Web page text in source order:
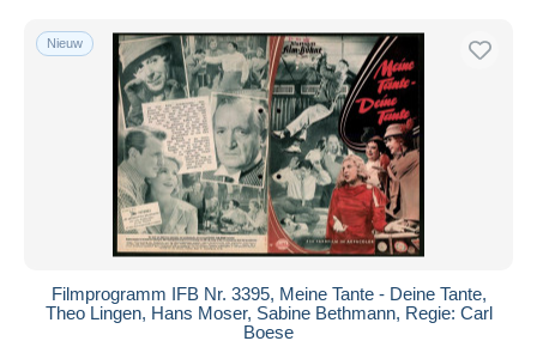
Nieuw
Filmprogramm IFB Nr. 3395, Meine Tante - Deine Tante,
Theo Lingen, Hans Moser, Sabine Bethmann, Regie: Carl
Boese